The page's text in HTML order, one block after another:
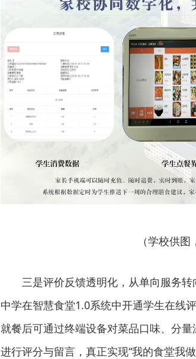
（学校供图
三是评价反馈透明化，从单向服务
中学在智慧食堂1.0系统中开通学生在线
就餐后可通过终端设备对菜品口味、分
进行评分与留言，真正实现“我的食堂我